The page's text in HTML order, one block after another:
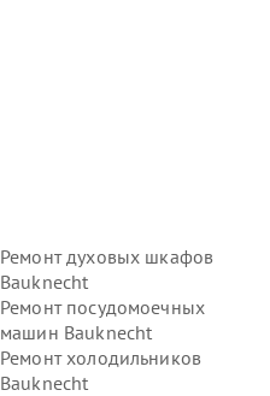
Ремонт духовых шкафов
Bauknecht
Ремонт посудомоечных
машин Bauknecht
Ремонт холодильников
Bauknecht